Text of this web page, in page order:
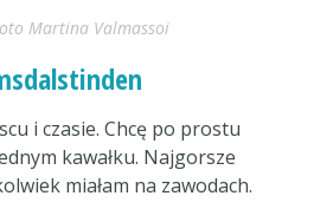
Martina Valmassoi
i czasie. Chcę po prostu
kawałku. Najgorsze
miałam na zawodach.